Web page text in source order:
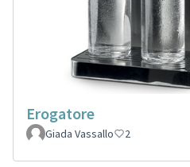
Erogatore
Giada Vassallo
2